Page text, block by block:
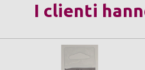
I clienti